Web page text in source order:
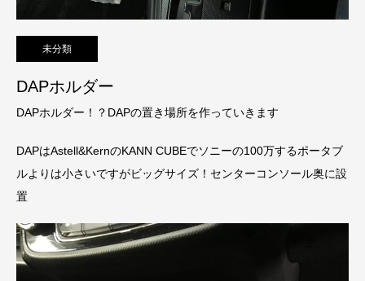
未分類
DAPホルダー
DAPホルダー！？DAPの置き場所を作っていきます
DAPはAstell&KernのKANN CUBEでソニーの100万するポータブ
ルよりは小さいですがビッグサイズ！センターコンソール奥に設
置